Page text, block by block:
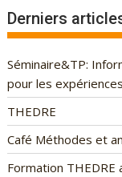
Derniers
Séminaire&TP:
pour les
THEDRE
Café Méthodes et
Formation THEDRE